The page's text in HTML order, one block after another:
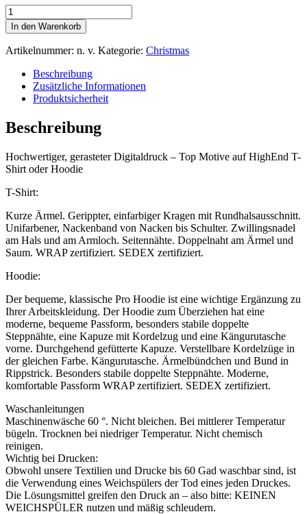
Motiv
2139
–
T-
oder
Hoodie
Digitaldruck
Menge
In den Warenkorb
Artikelnummer: n. v. Kategorie: Christmas
Beschreibung
Zusätzliche Informationen
Produktsicherheit
Beschreibung
Hochwertiger, gerasteter Digitaldruck – Top Motive auf HighEnd T-
Shirt oder Hoodie
T-Shirt:
Kurze Ärmel. Gerippter, einfarbiger Kragen mit Rundhalsausschnitt.
Unifarbener, Nackenband von Nacken bis Schulter. Zwillingsnadel
am Hals und am Armloch. Seitennähte. Doppelnaht am Ärmel und
Saum. WRAP zertifiziert. SEDEX zertifiziert.
Hoodie:
Der bequeme, klassische Pro Hoodie ist eine wichtige Ergänzung zu
Ihrer Arbeitskleidung. Der Hoodie zum Überziehen hat eine
moderne, bequeme Passform, besonders stabile doppelte
Steppnähte, eine Kapuze mit Kordelzug und eine Kängurutasche
vorne. Durchgehend gefütterte Kapuze. Verstellbare Kordelzüge in
der gleichen Farbe. Kängurutasche. Ärmelbündchen und Bund in
Rippstrick. Besonders stabile doppelte Steppnähte. Moderne,
komfortable Passform WRAP zertifiziert. SEDEX zertifiziert.
Waschanleitungen
Maschinenwäsche 60 °. Nicht bleichen. Bei mittlerer Temperatur
bügeln. Trocknen bei niedriger Temperatur. Nicht chemisch
reinigen.
Wichtig bei Drucken:
Obwohl unsere Textilien und Drucke bis 60 Gad waschbar sind, ist
die Verwendung eines Weichspülers der Tod eines jeden Druckes.
Die Lösungsmittel greifen den Druck an – also bitte: KEINEN
WEICHSPÜLER nutzen und mäßig schleudern.